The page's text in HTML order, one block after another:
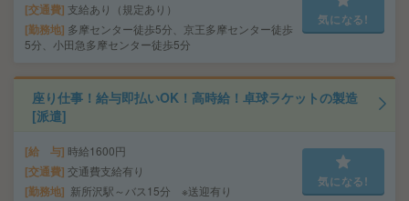
交通費 支給あり（規定あり）
勤務地 多摩センター徒歩5分、京王多摩センター徒歩
5分、小田急多摩センター徒歩5分
気になる!
座り仕事！給与即払いOK！高時給！卓球ラケットの製造
[派遣]
給 与 時給1600円
交通費 交通費支給有り
勤務地 新所沢駅～バス15分 ※送迎有り
気になる!